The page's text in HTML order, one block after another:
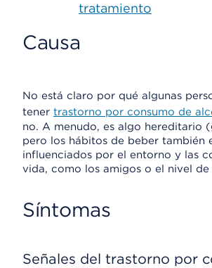
tratamiento
Causa
No está claro por qué algunas
tener trastorno por consumo de
no. A menudo, es algo hereditario
pero los hábitos de beber también
influenciados por el entorno y las
vida, como los amigos o el nivel de
Síntomas
Señales del trastorno por